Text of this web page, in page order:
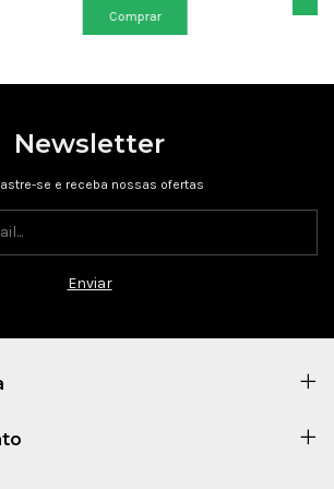
Newsletter
se e receba nossas ofertas